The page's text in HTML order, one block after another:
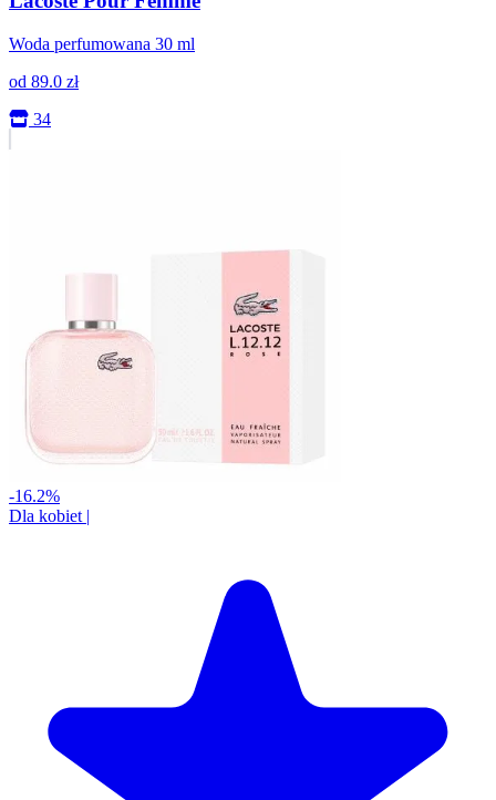
Woda perfumowana 30 ml
od 89.0 zł
34
-16.2%
Dla kobiet |